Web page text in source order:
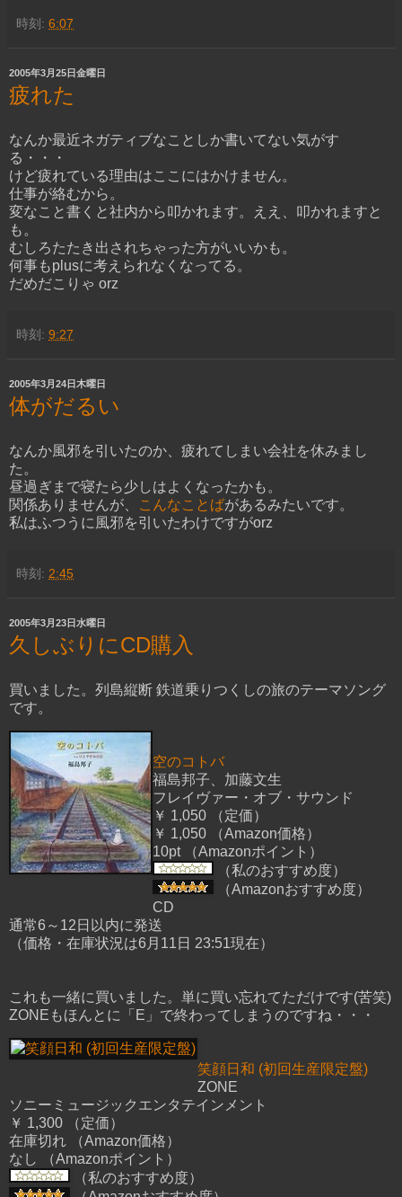
時刻: 6:07
2005年3月25日金曜日
疲れた
なんか最近ネガティブなことしか書いてない気がす
る・・・
けど疲れている理由はここにはかけません。
仕事が絡むから。
変なこと書くと社内から叩かれます。ええ、叩かれますと
も。
むしろたたき出されちゃった方がいいかも。
何事もplusに考えられなくなってる。
だめだこりゃ orz
時刻: 9:27
2005年3月24日木曜日
体がだるい
なんか風邪を引いたのか、疲れてしまい会社を休みまし
た。
昼過ぎまで寝たら少しはよくなったかも。
関係ありませんが、
こんなことばがあるみたいです。
私はふつうに風邪を引いたわけですがorz
時刻: 2:45
2005年3月23日水曜日
久しぶりにCD購入
買いました。列島縦断 鉄道乗りつくしの旅のテーマソング
です。
空のコトバ
福島邦子、加藤文生
フレイヴァー・オブ・サウンド
￥ 1,050 （定価）
￥ 1,050 （Amazon価格）
10pt （Amazonポイント）
（私のおすすめ度）
（Amazonおすすめ度）
CD
通常6～12日以内に発送
（価格・在庫状況は6月11日 23:51現在）
これも一緒に買いました。単に買い忘れてただけです(苦笑)
ZONEもほんとに「E」で終わってしまうのですね・・・
笑顔日和 (初回生産限定盤)
ZONE
ソニーミュージックエンタテインメント
￥ 1,300 （定価）
在庫切れ （Amazon価格）
なし （Amazonポイント）
（私のおすすめ度）